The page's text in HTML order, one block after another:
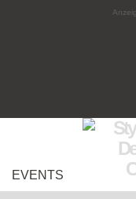
EVENTS